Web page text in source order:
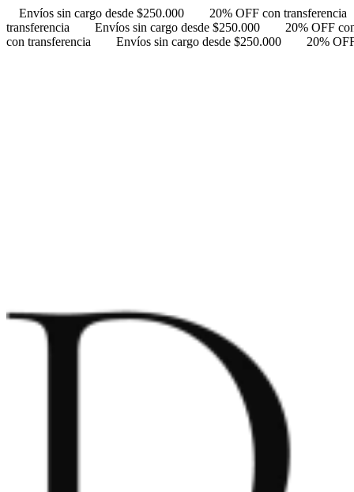
Envíos sin cargo desde $250.000 20% OFF con transferencia
transferencia
Envíos sin cargo desde $250.000 20% OFF
con transferencia
Envíos sin cargo desde $250.000 20%